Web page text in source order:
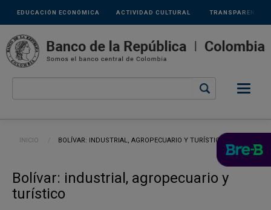
Pasar al contenido principal
Links
secundarios
ACTIVIDAD CULTURAL
EDUCACIÓN ECONÓMICA TRANSPARENCIA
Ruta de navegación
INICIO CURRENT:
BOLÍVAR: INDUSTRIAL, AGROPECUARIO Y TURÍSTICO
Bolívar: industrial, agropecuario y
turístico